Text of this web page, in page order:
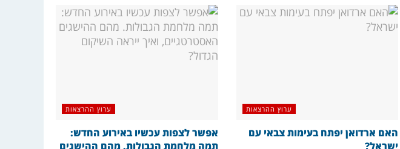
ערוץ ההרצאות
האם ארדואן יפתח בעימות צבאי עם
ישראל?
ערוץ ההרצאות
אפשר לצפות עכשיו באירוע החדש:
תמה מלחמת הגבולות. מהם ההישגים